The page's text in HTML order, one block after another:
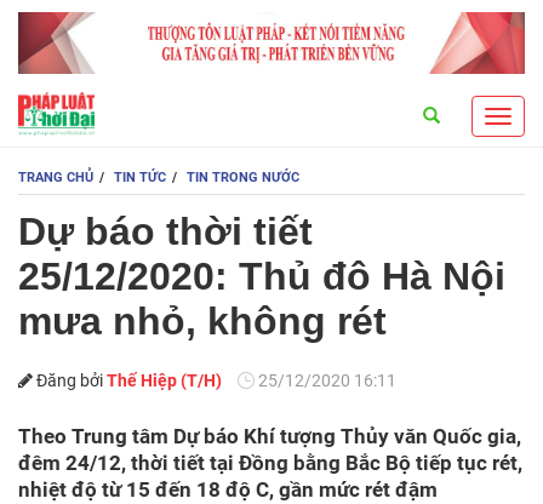
TRANG CHỦ TIN TỨC TIN TRONG NƯỚC
Dự báo thời tiết
25/12/2020: Thủ đô Hà Nội
mưa nhỏ, không rét
Đăng bởiThế Hiệp (T/H) 25/12/2020 16:11
Theo Trung tâm Dự báo Khí tượng Thủy văn Quốc gia,
đêm 24/12, thời tiết tại Đồng bằng Bắc Bộ tiếp tục rét,
nhiệt độ từ 15 đến 18 độ C, gần mức rét đậm